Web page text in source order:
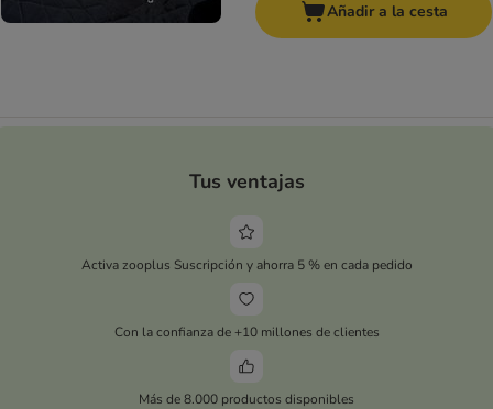
Añadir a la cesta
Tus ventajas
Activa zooplus Suscripción y ahorra 5 % en cada pedido
Con la confianza de +10 millones de clientes
Más de 8.000 productos disponibles